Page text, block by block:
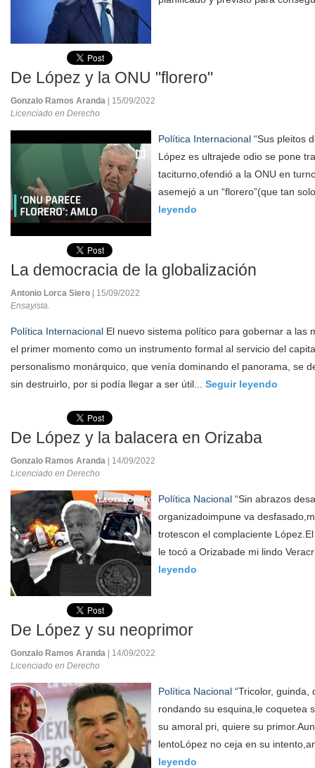
De López y la ONU "florero"
Gonzalo Ramos Aranda
| 15/09/2022
Licenciado en Derecho
Política Internacional “Sus pleitos
López es ultrajede odio se pone
taciturno,ofendió a la ONU en
asemejó a un “florero”(que tan
leyendo
La democracia de la globalización
Antonio Lorca Siero
| 15/09/2022
Ensayista.
Política Internacional El nuevo sistema político para gobernar a las
el primer momento como un instrumento formal al servicio del
personalismo monárquico, que venía dominando el panorama, se
sin destruirlo, por si podía llegar a ser útil... Seguir leyendo
De López y la balacera en Orizaba
Gonzalo Ramos Aranda
| 14/09/2022
Licenciado en Derecho
Política Nacional “Sin abrazos
organizadoimpune va
trotescon el complaciente
le tocó a Orizabade mi lindo
leyendo
De López y su neoprimor
Gonzalo Ramos Aranda
| 14/09/2022
Licenciado en Derecho
Política Nacional “Tricolor, guinda,
rondando su esquina,le coquetea
su amoral pri, quiere su
lentoLópez no ceja en su
leyendo